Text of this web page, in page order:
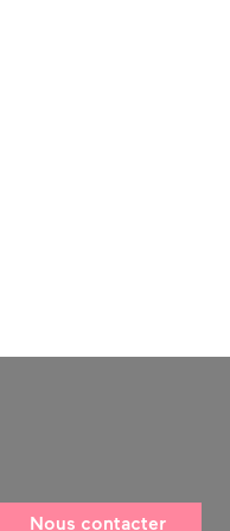
Nous contacter